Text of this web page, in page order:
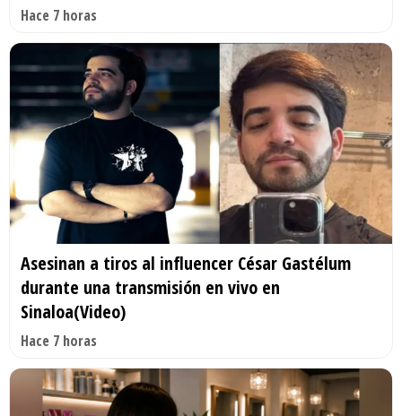
Hace 7 horas
Asesinan a tiros al influencer César Gastélum
durante una transmisión en vivo en
Sinaloa(Video)
Hace 7 horas